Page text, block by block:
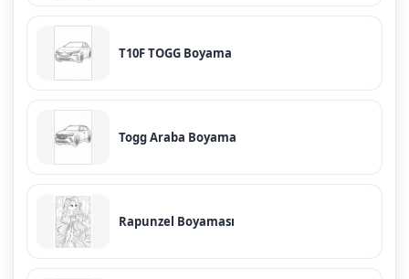
T10F TOGG Boyama
Togg Araba Boyama
Rapunzel Boyaması